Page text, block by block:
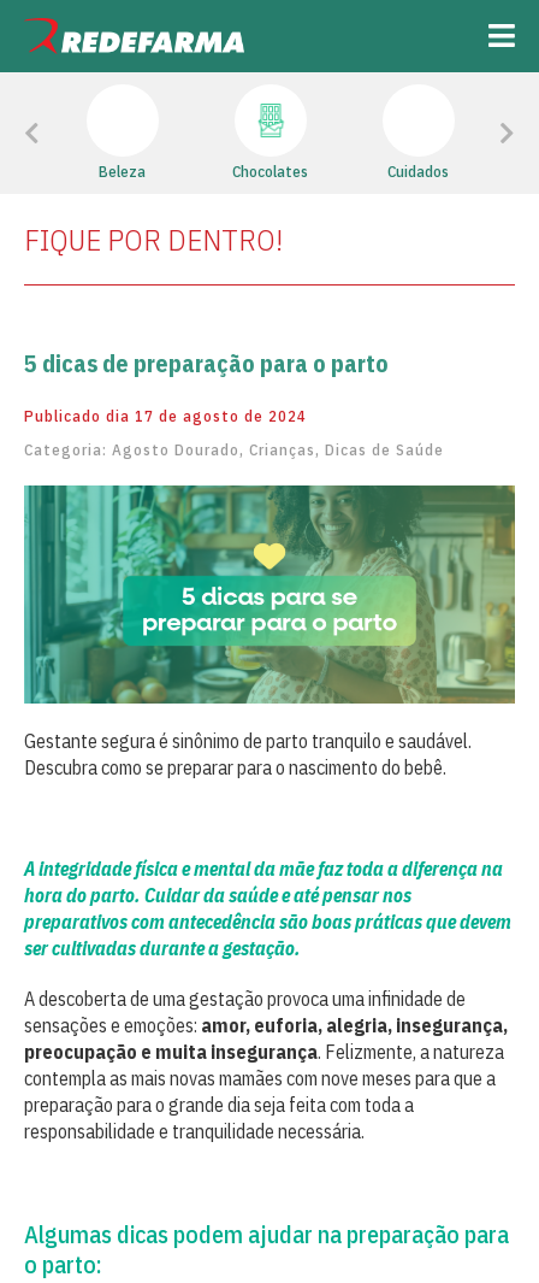
Beleza Chocolates Cuidados
FIQUE POR DENTRO!
5 dicas de preparação para o parto
Publicado dia 17 de agosto de 2024
Categoria: Agosto Dourado, Crianças, Dicas de Saúde
Gestante segura é sinônimo de parto tranquilo e saudável.
Descubra como se preparar para o nascimento do bebê.
A integridade física e mental da mãe faz toda a diferença na
hora do parto. Cuidar da saúde e até pensar nos
preparativos com antecedência são boas práticas que devem
ser cultivadas durante a gestação.
A descoberta de uma gestação provoca uma infinidade de
sensações e emoções: amor, euforia, alegria, insegurança,
preocupação e muita insegurança. Felizmente, a natureza
contempla as mais novas mamães com nove meses para que a
preparação para o grande dia seja feita com toda a
responsabilidade e tranquilidade necessária.
Algumas dicas podem ajudar na preparação para
o parto: